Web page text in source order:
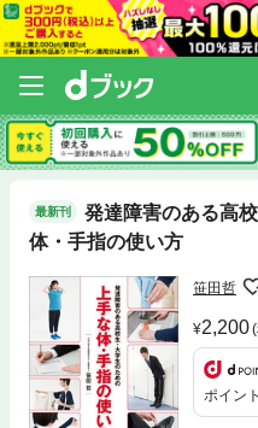
最新刊
発達障害のある高
体・手指の使い方
笹田哲
2,200
ポイン